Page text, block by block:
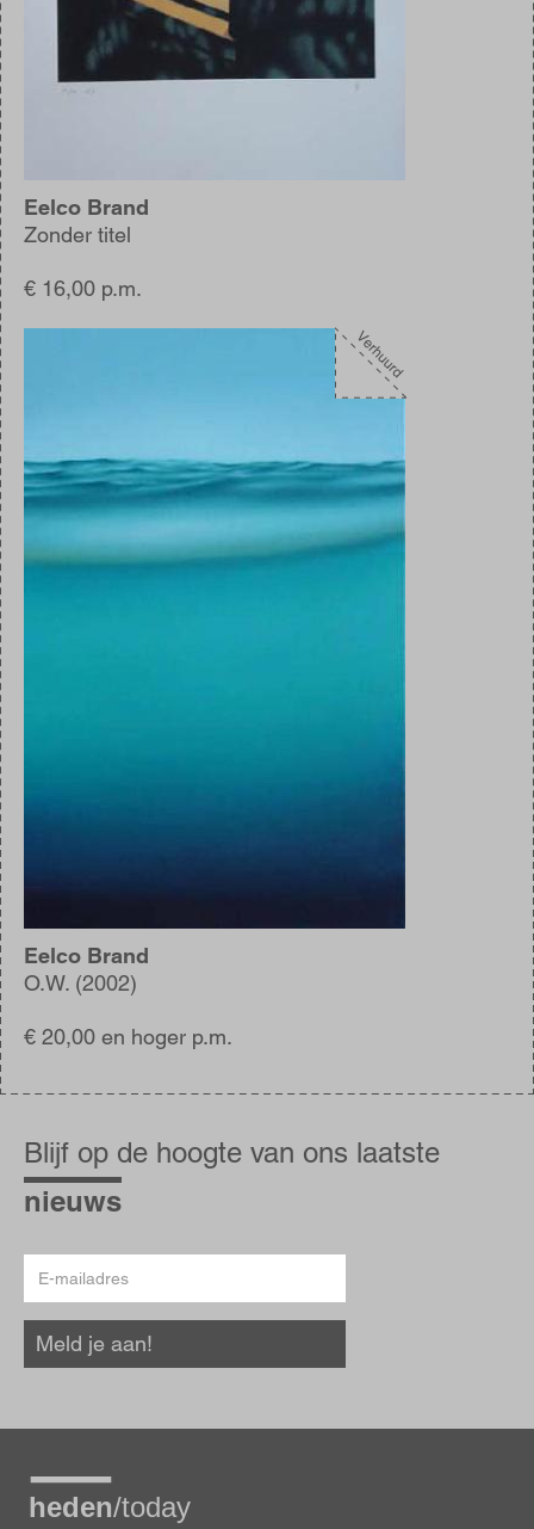
Eelco Brand
Zonder titel
€ 16,00 p.m.
Eelco Brand
O.W. (2002)
€ 20,00 en hoger p.m.
op
de
hoogte
Blijf op de hoogte van ons laatste
nieuws
mailadres
Meld je aan!